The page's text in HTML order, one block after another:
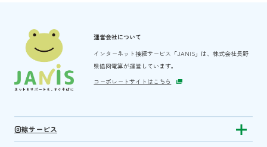
運営会社について
インターネット接続サービス「JANIS」は、株式会社長野
県協同電算が運営しています。
コーポレートサイトはこちら
回線サービス Show